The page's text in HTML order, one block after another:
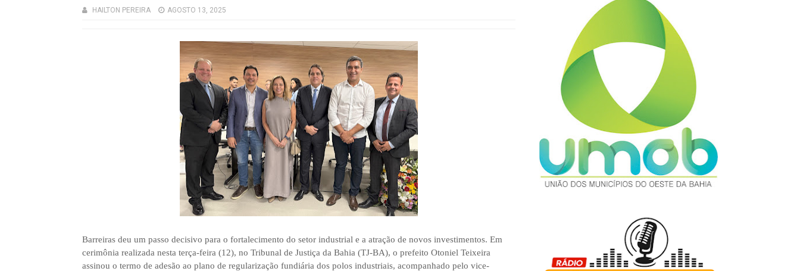
HAILTON PEREIRA AGOSTO 13, 2025
Barreiras deu um passo decisivo para o fortalecimento do setor industrial e a atração de novos investimentos. Em
cerimônia realizada nesta terça-feira (12), no Tribunal de Justiça da Bahia (TJ-BA), o prefeito Otoniel Teixeira
assinou o termo de adesão ao plano de regularização fundiária dos polos industriais, acompanhado pelo vice-